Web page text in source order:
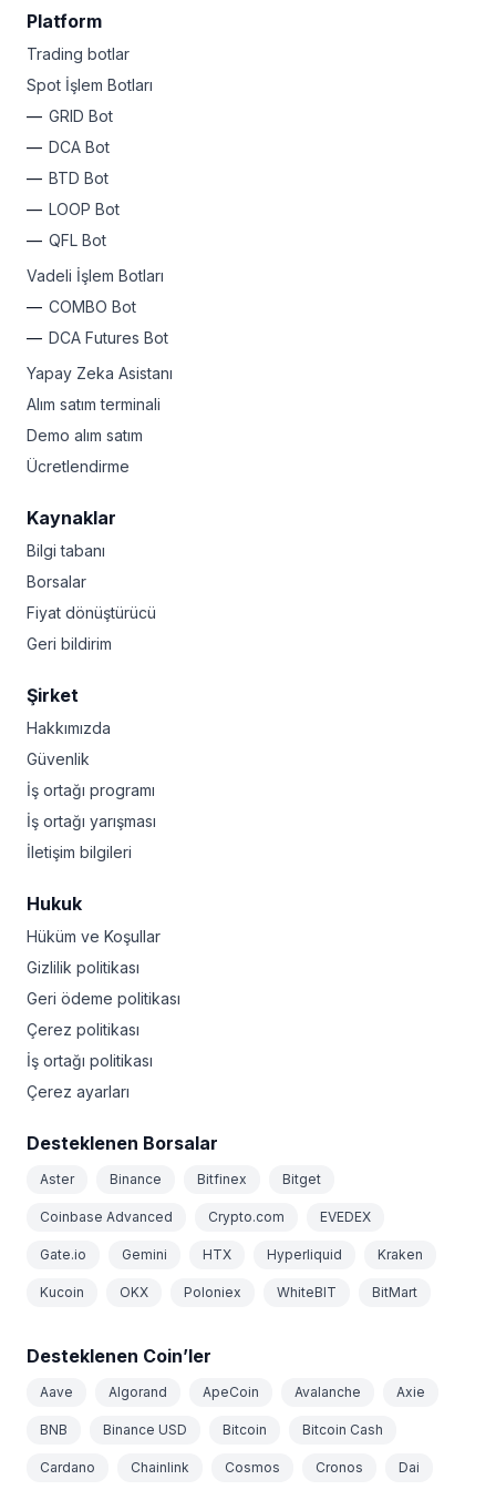
Platform
Trading botlar
Spot İşlem Botları
GRID Bot
DCA Bot
BTD Bot
LOOP Bot
QFL Bot
Vadeli İşlem Botları
COMBO Bot
DCA Futures Bot
Yapay Zeka Asistanı
Alım satım terminali
Demo alım satım
Ücretlendirme
Kaynaklar
Bilgi tabanı
Borsalar
Fiyat dönüştürücü
Geri bildirim
Şirket
Hakkımızda
Güvenlik
İş ortağı programı
İş ortağı yarışması
İletişim bilgileri
Hukuk
Hüküm ve Koşullar
Gizlilik politikası
Geri ödeme politikası
Çerez politikası
İş ortağı politikası
Çerez ayarları
Desteklenen Borsalar
Aster Binance Bitfinex Bitget
Coinbase Advanced Crypto.com EVEDEX
Gate.io Gemini HTX Hyperliquid Kraken
Kucoin OKX Poloniex WhiteBIT BitMart
Desteklenen Coin’ler
Aave Algorand ApeCoin Avalanche Axie
BNB Binance USD Bitcoin Bitcoin Cash
Cardano Chainlink Cosmos Cronos Dai